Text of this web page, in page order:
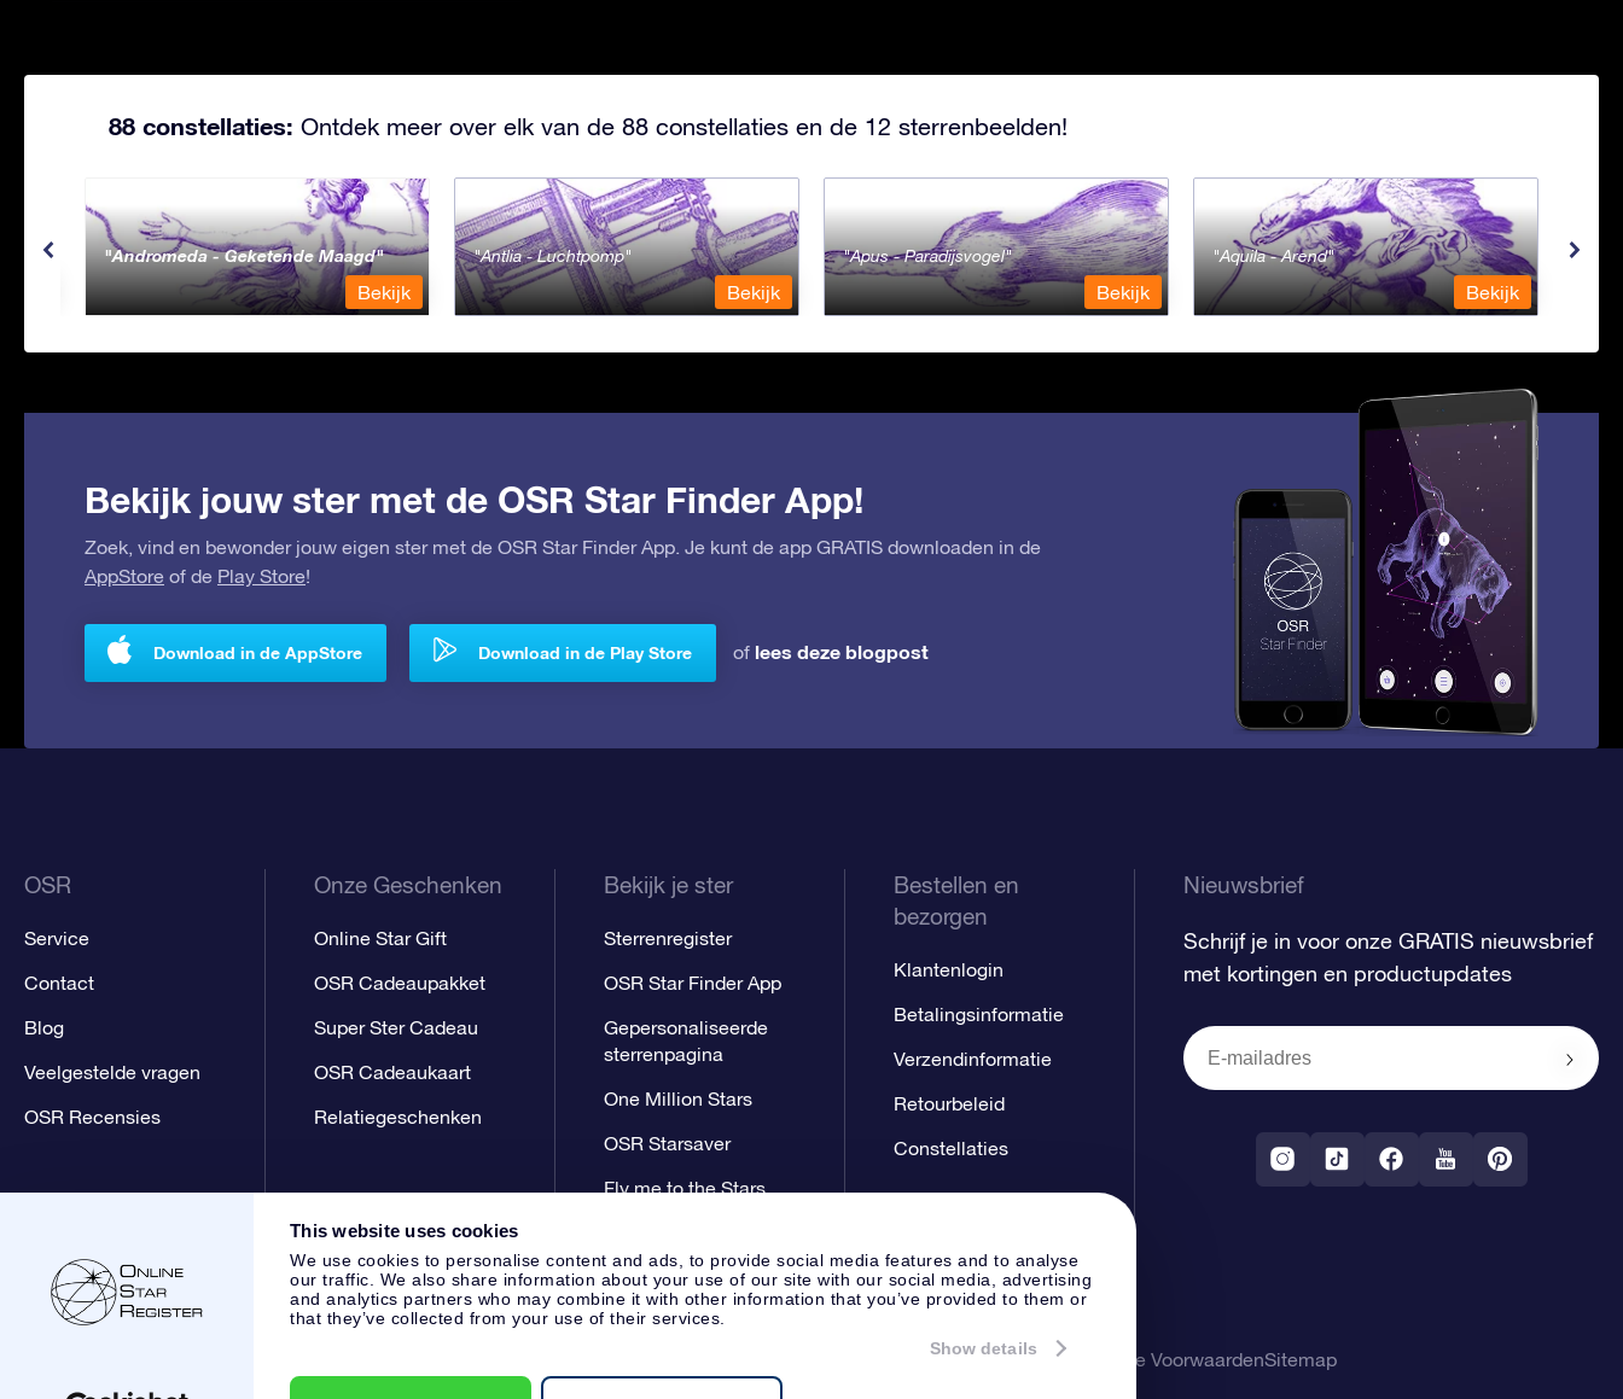
This website uses cookies
We use cookies to personalise content and ads, to provide social media features and to analyse
our traffic. We also share information about your use of our site with our social media, advertising
and analytics partners who may combine it with other information that you’ve provided to them or
that they’ve collected from your use of their services.
Show details
88 constellaties: Ontdek meer over elk van de 88 constellaties en de 12 sterrenbeelden!
Andromeda - Geketende Maagd
Bekijk
Antlia - Luchtpomp
Bekijk
Apus - Paradijsvogel
Bekijk
Aquila - Arend
Bekijk
Bekijk jouw ster met de OSR Star Finder App!
Zoek, vind en bewonder jouw eigen ster met de OSR Star Finder App. Je kunt de app GRATIS downloaden in de
AppStore of de Play Store!
Download in de AppStore Download in de Play Store of lees deze blogpost
OSR
Service
Contact
Blog
Veelgestelde vragen
OSR Recensies
Onze Geschenken
Online Star Gift
OSR Cadeaupakket
Super Ster Cadeau
OSR Cadeaukaart
Relatiegeschenken
Bekijk je ster
Sterrenregister
OSR Star Finder App
Gepersonaliseerde
sterrenpagina
One Million Stars
OSR Starsaver
Fly me to the Stars
Bestellen en
bezorgen
Klantenlogin
Betalingsinformatie
Verzendinformatie
Retourbeleid
Constellaties
Nieuwsbrief
Schrijf je in voor onze GRATIS nieuwsbrief
met kortingen en productupdates
PrivacyverklaringAlgemene VoorwaardenSitemap